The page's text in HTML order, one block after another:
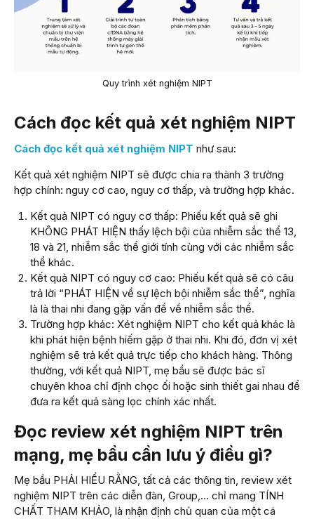
Quy trình xét nghiệm NIPT
Cách đọc kết quả xét nghiệm NIPT
Cách đọc kết quả xét nghiệm NIPT như sau:
Kết quả xét nghiệm NIPT sẽ được chia ra thành 3 trường
hợp chính: nguy cơ cao, nguy cơ thấp, và trường hợp khác.
Kết quả NIPT có nguy cơ thấp: Phiếu kết quả sẽ ghi
KHÔNG PHÁT HIỆN thấy lệch bội của nhiễm sắc thể 13,
18 và 21, nhiễm sắc thể giới tính cùng với các nhiễm sắc
thể khác.
Kết quả NIPT có nguy cơ cao: Phiếu kết quả sẽ có câu
trả lời “PHÁT HIỆN về sự lệch bội nhiễm sắc thể”, nghĩa
là là thai nhi đang gặp vấn đề về nhiễm sắc thể.
Trường hợp khác: Xét nghiệm NIPT cho kết quả khác là
khi phát hiện bệnh hiếm gặp ở thai nhi. Khi đó, đơn vị xét
nghiệm sẽ trả kết quả trực tiếp cho khách hàng. Thông
thường, với kết quả NIPT, mẹ bầu sẽ được bác sĩ
chuyên khoa chỉ định chọc ối hoặc sinh thiết gai nhau để
đưa ra kết quả sàng lọc chính xác nhất.
Đọc review xét nghiệm NIPT trên
mạng, mẹ bầu cần lưu ý điều gì?
Mẹ bầu PHẢI HIỂU RẰNG, tất cả các thông tin, review xét
nghiệm NIPT trên các diễn đàn, Group,… chỉ mang TÍNH
CHẤT THAM KHẢO, là nhận định chủ quan của một cá